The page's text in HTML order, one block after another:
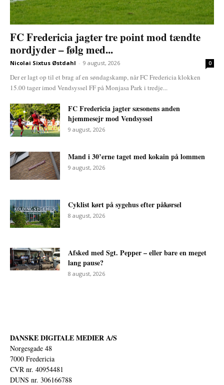
FC Fredericia jagter tre point mod tændte
nordjyder – følg med...
Nicolai Sixtus Østdahl - 9 august, 2026 0
Der er lagt op til et brag af en søndagskamp, når FC Fredericia klokken
15.00 tager imod Vendsyssel FF på Monjasa Park i tredje...
FC Fredericia jagter sæsonens anden
hjemmesejr mod Vendsyssel
9 august, 2026
Mand i 30’erne taget med kokain på lommen
9 august, 2026
Cyklist kørt på sygehus efter påkørsel
8 august, 2026
Afsked med Sgt. Pepper – eller bare en meget
lang pause?
8 august, 2026
DANSKE DIGITALE MEDIER A/S
Norgesgade 48
7000 Fredericia
CVR nr. 40954481
DUNS nr. 306166788